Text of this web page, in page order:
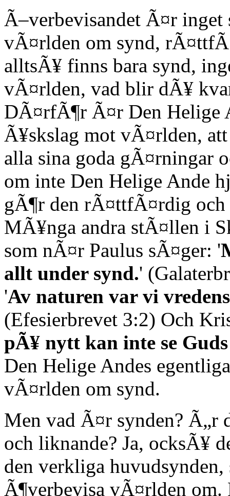
Ã–verbevisandet Ã¤r
vÃ¤rlden om synd,
alltsÃ¥ finns bara synd,
vÃ¤rlden, vad blir dÃ¥
DÃ¤rfÃ¶r Ã¤r Den Helige
Ã¥skslag mot vÃ¤rlden,
alla sina goda gÃ¤rningar
om inte Den Helige Ande
gÃ¶r den rÃ¤ttfÃ¤rdig
MÃ¥nga andra stÃ¤llen i
som nÃ¤r Paulus sÃ¤ger: '
allt under synd.'
'Av naturen var vi
(Efesierbrevet 3:2) Och
pÃ¥ nytt kan inte se
Den Helige Andes
vÃ¤rlden om synd.
Men vad Ã¤r synden? Ã„r
och liknande? Ja, ocksÃ¥
den verkliga
Ã¶verbevisa vÃ¤rlden